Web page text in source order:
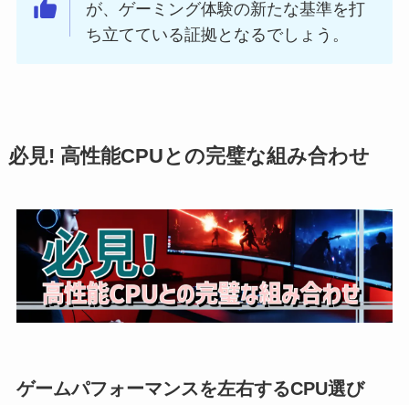
が、ゲーミング体験の新たな基準を打
ち立てている証拠となるでしょう。
必見! 高性能CPUとの完璧な組み合わせ
ゲームパフォーマンスを左右するCPU選び